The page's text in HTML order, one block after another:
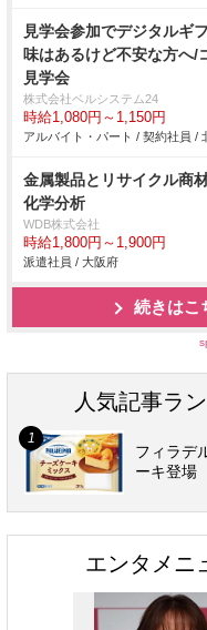
見学会参加でデジタルギ
味はあるけど不安な方へ/
見学会
株式会社ベルシステム24
時給1,080円～1,150円
アルバイト・パート / 契約社員 /
金属製品とリサイクル商
化学分析
WDB株式会社
時給1,800円～1,900円
派遣社員 / 大阪府
続きはこ
人気記事ラ
フィラデ
ーキ登場
エンタメニ